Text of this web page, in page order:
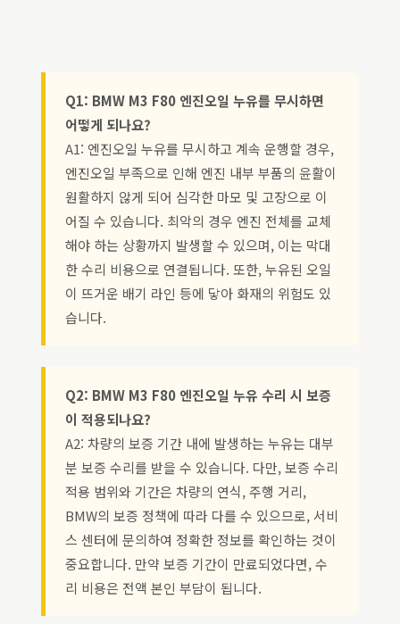
Q1: BMW M3 F80 엔진오일 누유를 무시하면
어떻게 되나요?
A1: 엔진오일 누유를 무시하고 계속 운행할 경우,
엔진오일 부족으로 인해 엔진 내부 부품의 윤활이
원활하지 않게 되어 심각한 마모 및 고장으로 이
어질 수 있습니다. 최악의 경우 엔진 전체를 교체
해야 하는 상황까지 발생할 수 있으며, 이는 막대
한 수리 비용으로 연결됩니다. 또한, 누유된 오일
이 뜨거운 배기 라인 등에 닿아 화재의 위험도 있
습니다.
Q2: BMW M3 F80 엔진오일 누유 수리 시 보증
이 적용되나요?
A2: 차량의 보증 기간 내에 발생하는 누유는 대부
분 보증 수리를 받을 수 있습니다. 다만, 보증 수리
적용 범위와 기간은 차량의 연식, 주행 거리,
BMW의 보증 정책에 따라 다를 수 있으므로, 서비
스 센터에 문의하여 정확한 정보를 확인하는 것이
중요합니다. 만약 보증 기간이 만료되었다면, 수
리 비용은 전액 본인 부담이 됩니다.